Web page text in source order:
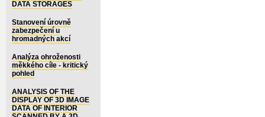
DATA STORAGES
Stanovení úrovně
zabezpečení u
hromadných akcí
Analýza ohroženosti
měkkého cíle - kritický
pohled
ANALYSIS OF THE
DISPLAY OF 3D IMAGE
DATA OF INTERIOR